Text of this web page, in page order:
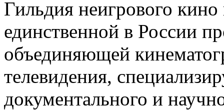
Гильдия неигрового кино
единственной в России
объединяющей
телевидения,
документального и